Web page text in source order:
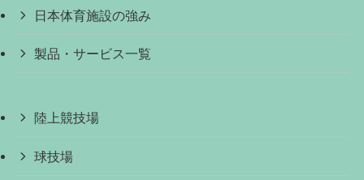
日本体育施設の強み
製品・サービス一覧
陸上競技場
球技場